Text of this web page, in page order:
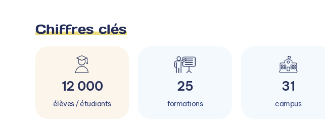
Chiffres clés
12 000
élèves / étudiants
25
formations
31
campus